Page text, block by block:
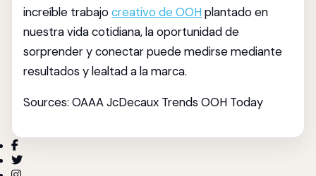
increíble trabajocreativo de OOHplantado en
nuestra vida cotidiana, la oportunidad de
sorprender y conectar puede medirse mediante
resultados y lealtad a la marca.
Sources: OAAA JcDecaux Trends OOH Today